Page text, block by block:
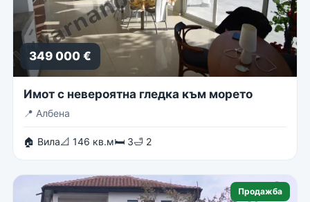
349 000 €
Имот с невероятна гледка към морето
📍 Албена
🏠 Вила📐 146 кв.м🛏 3🛁 2
Продажба